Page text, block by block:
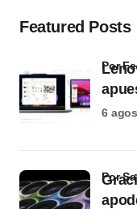
Featured Posts
por
6
por